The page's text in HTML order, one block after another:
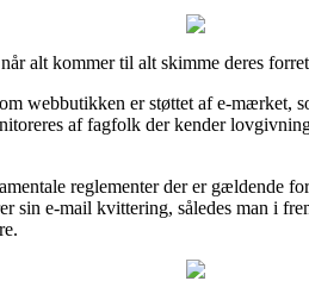
alt kommer til alt skimme deres
webbutikken er støttet af e-mærket,
af fagfolk der kender
reglementer der er gældende
sin e-mail kvittering, således man i